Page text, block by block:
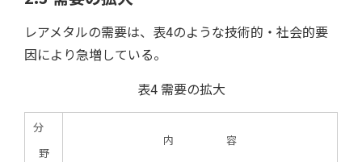
レアメタルの需要は、表4のような技術的・社会的要
因により急増している。
表4 需要の拡大
分
野
内 容